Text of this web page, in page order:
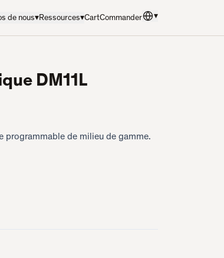
de nous▾Ressources▾CartCommanderLangue
▾
DM11L
programmable de milieu de gamme.